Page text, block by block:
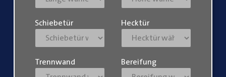
Schiebetür Hecktür
Trennwand Bereifung